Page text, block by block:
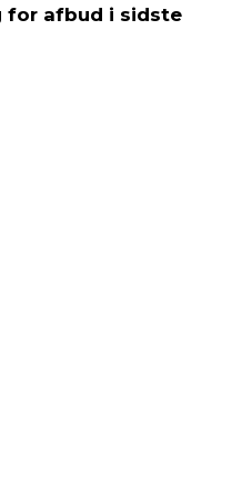
for afbud i sidste